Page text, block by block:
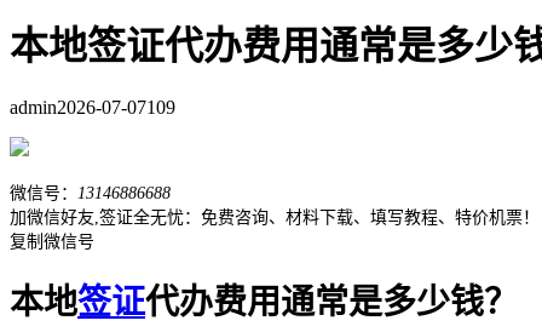
本地签证代办费用通常是多少
admin2026-07-07109
微信号：
13146886688
加微信好友,签证全无忧：免费咨询、材料下载、填写教程、特价机票！
复制微信号
本地签证代办费用通常是多少钱？